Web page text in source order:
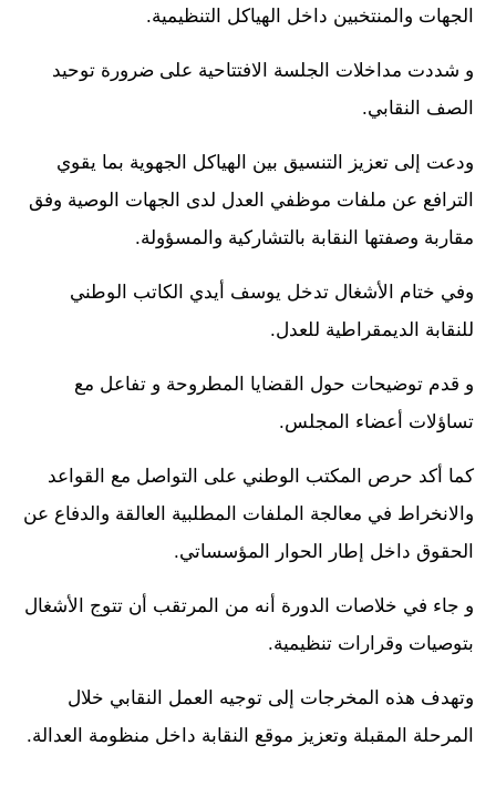
الجهات والمنتخبين داخل الهياكل التنظيمية.
و شددت مداخلات الجلسة الافتتاحية على ضرورة توحيد
الصف النقابي.
ودعت إلى تعزيز التنسيق بين الهياكل الجهوية بما يقوي
الترافع عن ملفات موظفي العدل لدى الجهات الوصية وفق
مقاربة وصفتها النقابة بالتشاركية والمسؤولة.
وفي ختام الأشغال تدخل يوسف أيدي الكاتب الوطني
للنقابة الديمقراطية للعدل.
و قدم توضيحات حول القضايا المطروحة و تفاعل مع
تساؤلات أعضاء المجلس.
كما أكد حرص المكتب الوطني على التواصل مع القواعد
والانخراط في معالجة الملفات المطلبية العالقة والدفاع عن
الحقوق داخل إطار الحوار المؤسساتي.
و جاء في خلاصات الدورة أنه من المرتقب أن تتوج الأشغال
بتوصيات وقرارات تنظيمية.
وتهدف هذه المخرجات إلى توجيه العمل النقابي خلال
المرحلة المقبلة وتعزيز موقع النقابة داخل منظومة العدالة.